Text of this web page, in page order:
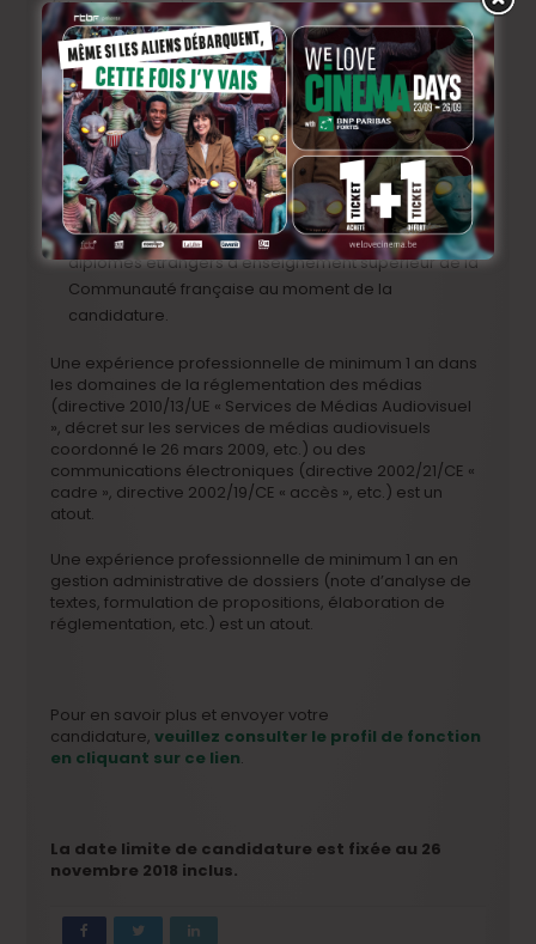
(Master/Licence) soit :
en sciences juridiques (droit) ; de préférence
en sciences politiques
en politique économique et sociale
en catégorie « sciences économiques et de gestion
»
ou de son équivalence reconnue par le Service de la
reconnaissance académique et professionnelle des
diplômes étrangers d’enseignement supérieur de la
Communauté française au moment de la
candidature.
Une expérience professionnelle de minimum 1 an dans
les domaines de la réglementation des médias
(directive 2010/13/UE « Services de Médias Audiovisuel
», décret sur les services de médias audiovisuels
coordonné le 26 mars 2009, etc.) ou des
communications électroniques (directive 2002/21/CE «
cadre », directive 2002/19/CE « accès », etc.) est un
atout.
Une expérience professionnelle de minimum 1 an en
gestion administrative de dossiers (note d’analyse de
textes, formulation de propositions, élaboration de
réglementation, etc.) est un atout.
Pour en savoir plus et envoyer votre
candidature,veuillez consulter le profil de fonction
en cliquant sur ce lien.
La date limite de candidature est fixée au 26
novembre 2018 inclus.